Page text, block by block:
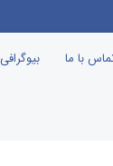
با ما